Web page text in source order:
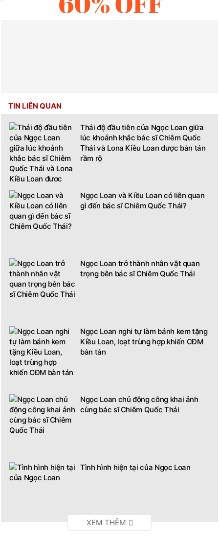
TIN LIÊN QUAN
Thái độ đầu tiên của Ngọc Loan giữa
lúc khoảnh khắc bác sĩ Chiêm Quốc
Thái và Lona Kiều Loan được bàn tán
rầm rộ
Ngọc Loan và Kiều Loan có liên quan
gì đến bác sĩ Chiêm Quốc Thái?
Ngọc Loan trở thành nhân vật quan
trọng bên bác sĩ Chiêm Quốc Thái
Ngọc Loan nghi tự làm bánh kem tặng
Kiều Loan, loạt trùng hợp khiến CĐM
bàn tán
Ngọc Loan chủ động công khai ảnh
cùng bác sĩ Chiêm Quốc Thái
Tình hình hiện tại của Ngọc Loan